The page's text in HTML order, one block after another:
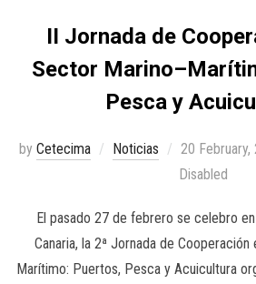
II Jornada de
Sector
Pesca y
by Cetecima Noticias 20 February,
Disabled
El pasado 27 de febrero se celebro
Canaria, la 2ª Jornada de
Marítimo: Puertos, Pesca y Acuicultura